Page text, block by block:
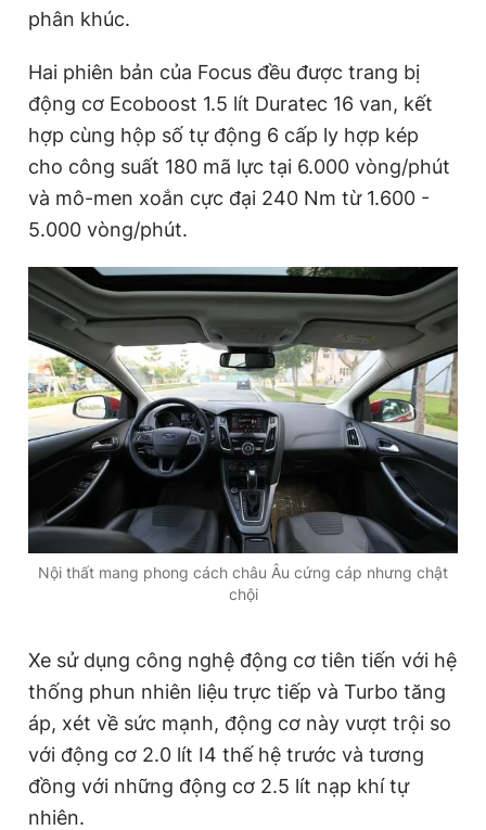
phân khúc.
Hai phiên bản của Focus đều được trang bị
động cơ Ecoboost 1.5 lít Duratec 16 van, kết
hợp cùng hộp số tự động 6 cấp ly hợp kép
cho công suất 180 mã lực tại 6.000 vòng/phút
và mô-men xoắn cực đại 240 Nm từ 1.600 -
5.000 vòng/phút.
Nội thất mang phong cách châu Âu cứng cáp nhưng chật
chội
Xe sử dụng công nghệ động cơ tiên tiến với hệ
thống phun nhiên liệu trực tiếp và Turbo tăng
áp, xét về sức mạnh, động cơ này vượt trội so
với động cơ 2.0 lít I4 thế hệ trước và tương
đồng với những động cơ 2.5 lít nạp khí tự
nhiên.